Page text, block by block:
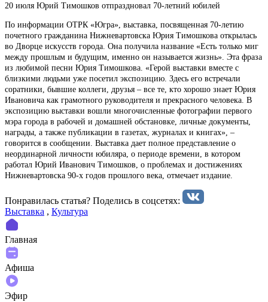
20 июля Юрий Тимошков отпраздновал 70-летний юбилей
По информации ОТРК «Югра», выставка, посвященная 70-летию
почетного гражданина Нижневартовска Юрия Тимошкова открылась
во Дворце искусств города. Она получила название «Есть только миг
между прошлым и будущим, именно он называется жизнь». Эта фраза
из любимой песни Юрия Тимошкова. «Герой выставки вместе с
близкими людьми уже посетил экспозицию. Здесь его встречали
соратники, бывшие коллеги, друзья – все те, кто хорошо знает Юрия
Ивановича как грамотного руководителя и прекрасного человека. В
экспозицию выставки вошли многочисленные фотографии первого
мэра города в рабочей и домашней обстановке, личные документы,
награды, а также публикации в газетах, журналах и книгах», –
говорится в сообщении. Выставка дает полное представление о
неординарной личности юбиляра, о периоде времени, в котором
работал Юрий Иванович Тимошков, о проблемах и достижениях
Нижневартовска 90-х годов прошлого века, отмечает издание.
Понравилась статья? Поделиcь в соцсетях:
Выставка , Культура
Главная
Афиша
Эфир